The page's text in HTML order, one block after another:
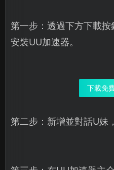
第一步：透過下方下載
安裝UU加速器。
下載免
第二步：新增並對話U妹